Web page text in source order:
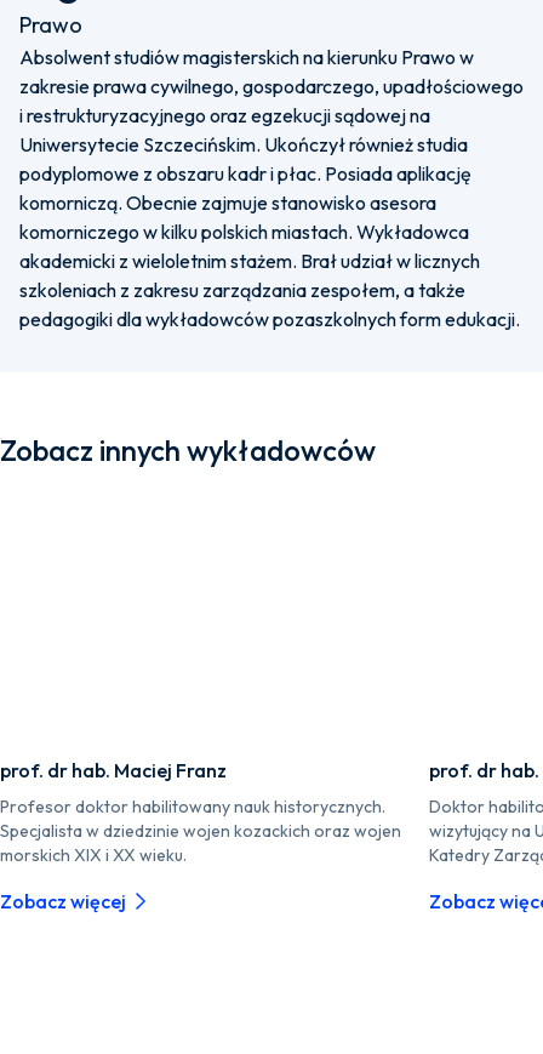
Prawo
Absolwent studiów magisterskich na kierunku Prawo w
zakresie prawa cywilnego, gospodarczego, upadłościowego
i restrukturyzacyjnego oraz egzekucji sądowej na
Uniwersytecie Szczecińskim. Ukończył również studia
podyplomowe z obszaru kadr i płac. Posiada aplikację
komorniczą. Obecnie zajmuje stanowisko asesora
komorniczego w kilku polskich miastach. Wykładowca
akademicki z wieloletnim stażem. Brał udział w licznych
szkoleniach z zakresu zarządzania zespołem, a także
pedagogiki dla wykładowców pozaszkolnych form edukacji.
Zobacz innych wykładowców
prof. dr hab. Maciej Franz
Profesor doktor habilitowany nauk historycznych.
Specjalista w dziedzinie wojen kozackich oraz wojen
morskich XIX i XX wieku.
Zobacz więcej
prof. dr
Doktor
wizytujący na
Katedry
Zobacz